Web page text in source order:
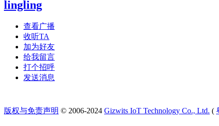
lingling
查看广播
收听TA
加为好友
给我留言
打个招呼
发送消息
版权与免责声明 © 2006-2024 Gizwits IoT Technology Co., Ltd. (